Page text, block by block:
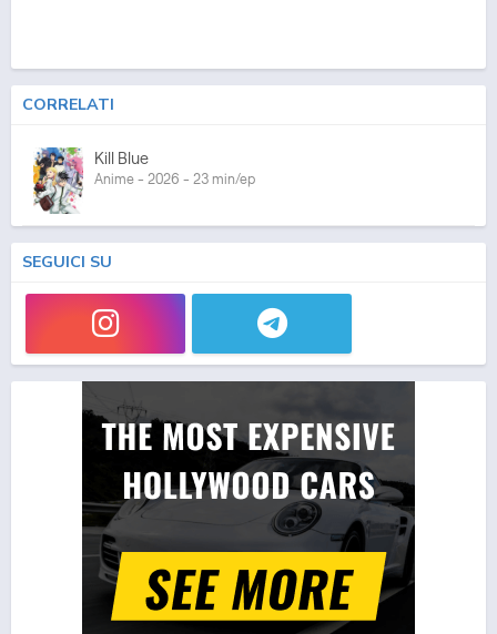
CORRELATI
Kill Blue
Anime - 2026 - 23 min/ep
SEGUICI SU